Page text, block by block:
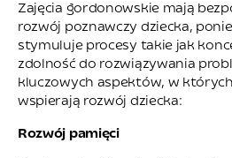
Zajęcia gordonowskie mają
rozwój poznawczy dziecka,
stymuluje procesy takie jak
zdolność do rozwiązywania
kluczowych aspektów, w
wspierają rozwój dziecka:
Rozwój pamięci